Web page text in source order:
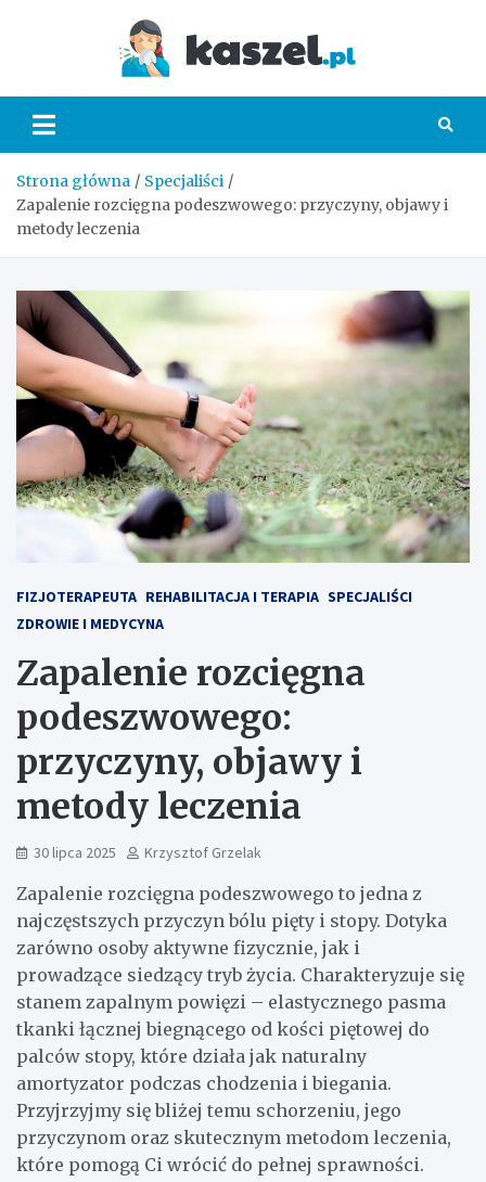
Strona główna
Specjaliści
Zapalenie rozcięgna podeszwowego: przyczyny, objawy i
metody leczenia
FIZJOTERAPEUTA REHABILITACJA I TERAPIA SPECJALIŚCI
ZDROWIE I MEDYCYNA
Zapalenie rozcięgna
podeszwowego:
przyczyny, objawy i
metody leczenia
30 lipca 2025 Krzysztof Grzelak
Zapalenie rozcięgna podeszwowego to jedna z
najczęstszych przyczyn bólu pięty i stopy. Dotyka
zarówno osoby aktywne fizycznie, jak i
prowadzące siedzący tryb życia. Charakteryzuje się
stanem zapalnym powięzi – elastycznego pasma
tkanki łącznej biegnącego od kości piętowej do
palców stopy, które działa jak naturalny
amortyzator podczas chodzenia i biegania.
Przyjrzyjmy się bliżej temu schorzeniu, jego
przyczynom oraz skutecznym metodom leczenia,
które pomogą Ci wrócić do pełnej sprawności.